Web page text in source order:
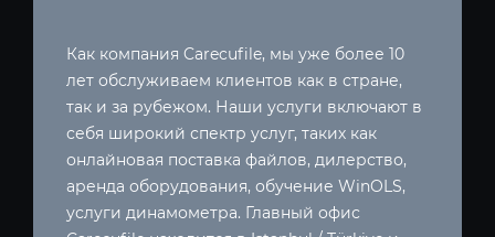
Как компания Carecufile, мы уже более 10
лет обслуживаем клиентов как в стране,
так и за рубежом. Наши услуги включают в
себя широкий спектр услуг, таких как
онлайновая поставка файлов, дилерство,
аренда оборудования, обучение WinOLS,
услуги динамометра. Главный офис